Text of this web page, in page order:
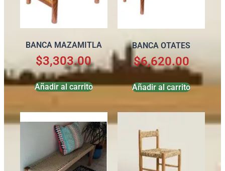
BANCA MAZAMITLA
$3,303.00
Añadir al carrito
BANCA OTATES
$6,620.00
Añadir al carrito